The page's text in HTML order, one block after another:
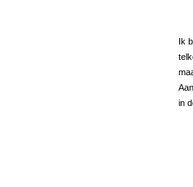
Ik
in